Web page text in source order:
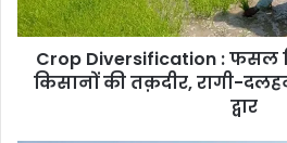
किसानों
की
तक़दीर,
रागी-
Crop Diversification : फसल
किसानों की तक़दीर, रागी-
द्वार